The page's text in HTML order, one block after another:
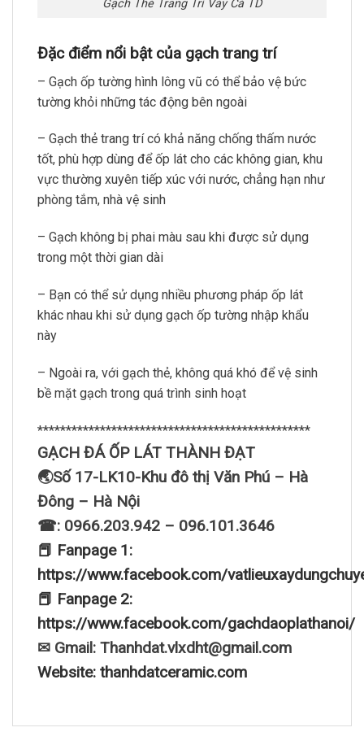
Gạch Thẻ Trang Trí Vảy Cá TD
Đặc điểm nổi bật của gạch trang trí
– Gạch ốp tường hình lông vũ có thể bảo vệ bức
tường khỏi những tác động bên ngoài
– Gạch thẻ trang trí có khả năng chống thấm nước
tốt, phù hợp dùng để ốp lát cho các không gian, khu
vực thường xuyên tiếp xúc với nước, chẳng hạn như
phòng tắm, nhà vệ sinh
– Gạch không bị phai màu sau khi được sử dụng
trong một thời gian dài
– Bạn có thể sử dụng nhiều phương pháp ốp lát
khác nhau khi sử dụng gạch ốp tường nhập khẩu
này
– Ngoài ra, với gạch thẻ, không quá khó để vệ sinh
bề mặt gạch trong quá trình sinh hoạt
************************************************
GẠCH ĐÁ ỐP LÁT THÀNH ĐẠT
🌏Số 17-LK10-Khu đô thị Văn Phú – Hà
Đông – Hà Nội
☎: 0966.203.942 – 096.101.3646
📕 Fanpage 1:
https://www.facebook.com/
📕 Fanpage 2:
https://www.facebook.com/gachdaoplathanoi/
✉ Gmail: Thanhdat.vlxdht@gmail.com
Website: thanhdatceramic.com